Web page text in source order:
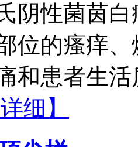
阴性菌茵
位的瘙痒
和患者生
详细】